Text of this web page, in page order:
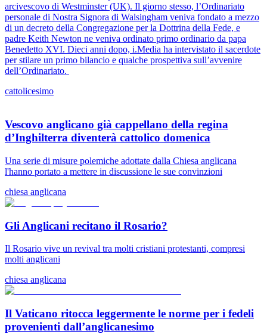
arcivescovo di Westminster (UK). Il giorno stesso, l’Ordinariato
personale di Nostra Signora di Walsingham veniva fondato a mezzo
di un decreto della Congregazione per la Dottrina della Fede, e
padre Keith Newton ne veniva ordinato primo ordinario da papa
Benedetto XVI. Dieci anni dopo, i.Media ha intervistato il sacerdote
per stilare un primo bilancio e qualche prospettiva sull’avvenire
dell’Ordinariato.
cattolicesimo
Vescovo anglicano già cappellano della regina
d’Inghilterra diventerà cattolico domenica
Una serie di misure polemiche adottate dalla Chiesa anglicana
l'hanno portato a mettere in discussione le sue convinzioni
chiesa anglicana
Gli Anglicani recitano il Rosario?
Il Rosario vive un revival tra molti cristiani protestanti, compresi
molti anglicani
chiesa anglicana
Il Vaticano ritocca leggermente le norme per i fedeli
provenienti dall’anglicanesimo